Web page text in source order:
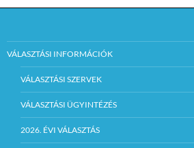
VÁLASZTÁSI INFORMÁCIÓK
VÁLASZTÁSI SZERVEK
VÁLASZTÁSI ÜGYINTÉZÉS
2026. ÉVI VÁLASZTÁS